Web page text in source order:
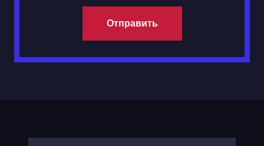
Отправить